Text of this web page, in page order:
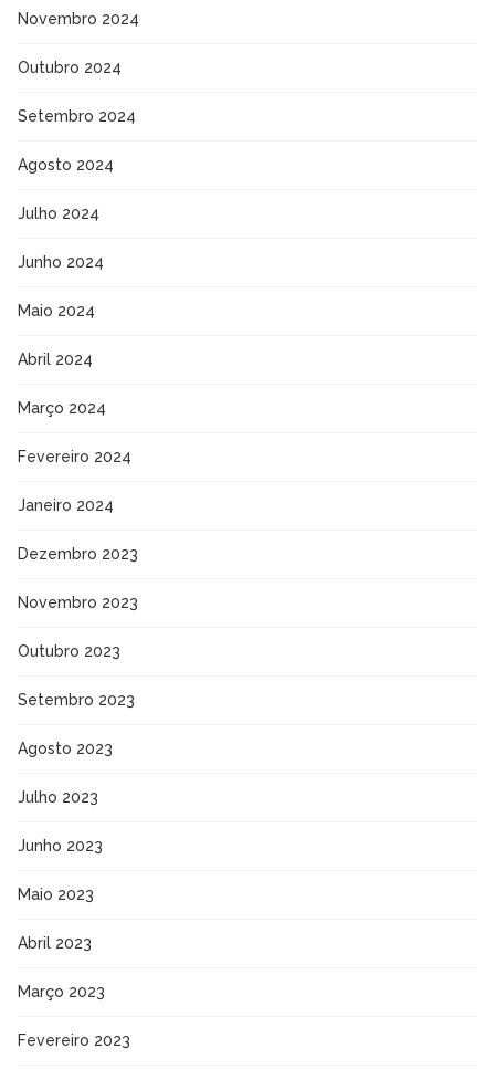
Novembro 2024
Outubro 2024
Setembro 2024
Agosto 2024
Julho 2024
Junho 2024
Maio 2024
Abril 2024
Março 2024
Fevereiro 2024
Janeiro 2024
Dezembro 2023
Novembro 2023
Outubro 2023
Setembro 2023
Agosto 2023
Julho 2023
Junho 2023
Maio 2023
Abril 2023
Março 2023
Fevereiro 2023